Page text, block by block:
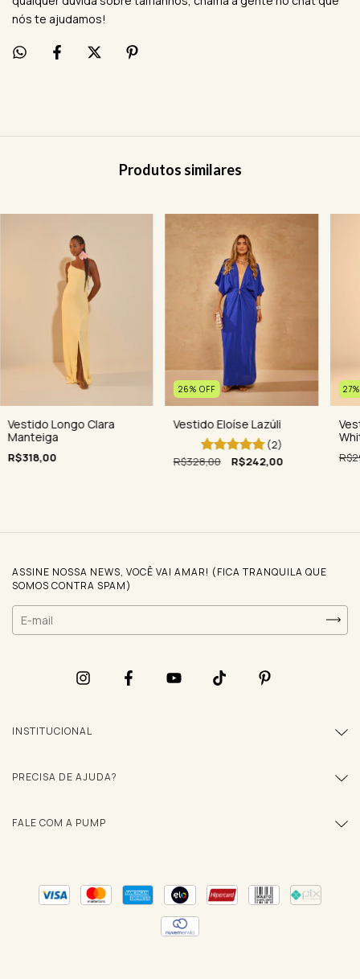
nós te ajudamos!
Produtos similares
Vestido Longo Clara
Manteiga
R$318,00
26% OFF
Vestido Eloíse Lazúli
(2)
R$328,00
R$242,00
27
ASSINE NOSSA NEWS, VOCÊ VAI AMAR! (FICA TRANQUILA QUE
SOMOS CONTRA SPAM)
INSTITUCIONAL
PRECISA DE AJUDA?
FALE COM A PUMP